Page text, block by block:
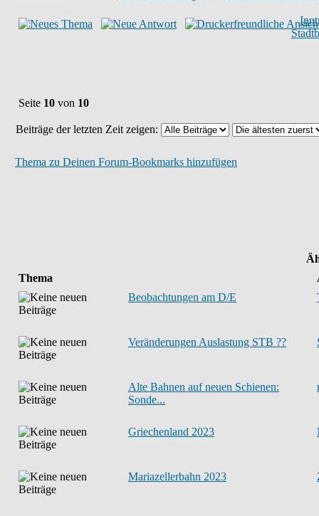
Seite 10 von 10
Beiträge der letzten Zeit zeigen:
Thema zu Deinen Forum-Bookmarks hinzufügen
Thema
Beobachtungen am D/E
Veränderungen Auslastung STB ??
Alte Bahnen auf neuen Schienen:
Sonde...
Griechenland 2023
Mariazellerbahn 2023